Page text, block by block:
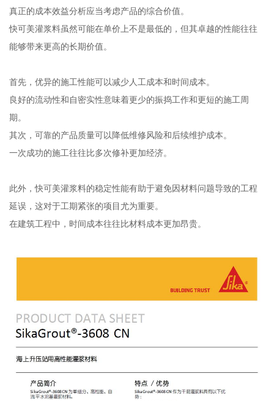
真正的成本效益分析应当考虑产品的综合价值。
快可美灌浆料虽然可能在单价上不是最低的，但其卓越的性能往往
能够带来更高的长期价值。
首先，优异的施工性能可以减少人工成本和时间成本。
良好的流动性和自密实性意味着更少的振捣工作和更短的施工周
期。
其次，可靠的产品质量可以降低维修风险和后续维护成本。
一次成功的施工往往比多次修补更加经济。
此外，快可美灌浆料的稳定性能有助于避免因材料问题导致的工程
延误，这对于工期紧张的项目尤为重要。
在建筑工程中，时间成本往往比材料成本更加昂贵。